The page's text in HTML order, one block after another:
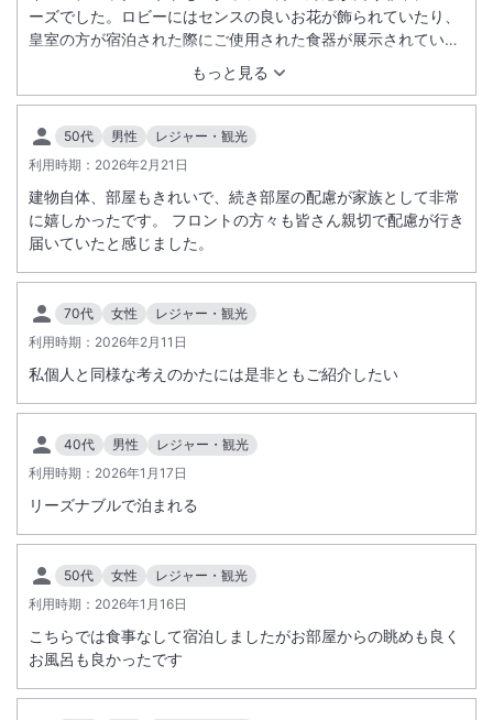
もっと見る
ーズでした。ロビーにはセンスの良いお花が飾られていたり、
皇室の方が宿泊された際にご使用された食器が展示されている
とても素敵な空間でした。客室内も清潔感があり何の文句のつ
けようもありません。枕も2種類あり、自分に合う枕が選べて
良かったです。バイキングの朝食は混雑のする時間に利用しま
したが、ゆっくりと過ごすことができました。焼き立てを提供
してくれるお肉のパフォーマンスも良かったです。味付けも良
く食べきれないほどの品数がありました。次回の宿泊時には、
今回食べられなかった物を食べてみたいと思える内容です。想
像以上に素敵なホテルでしたので、自分はもちろん友人・知人
などにもぜひ薦めたいと思います。
50代 男性
レジャー・観光
利用時期： 2026年2月21日
建物自体、部屋もきれいで、続き部屋の配慮が家族として非常
に嬉しかったです。 フロントの方々も皆さん親切で配慮が行き
届いていたと感じました。
70代 女性
レジャー・観光
利用時期： 2026年2月11日
私個人と同様な考えのかたには是非ともご紹介したい
40代 男性
レジャー・観光
利用時期： 2026年1月17日
リーズナブルで泊まれる
50代 女性
レジャー・観光
利用時期： 2026年1月16日
こちらでは食事なして宿泊しましたがお部屋からの眺めも良く
お風呂も良かったです